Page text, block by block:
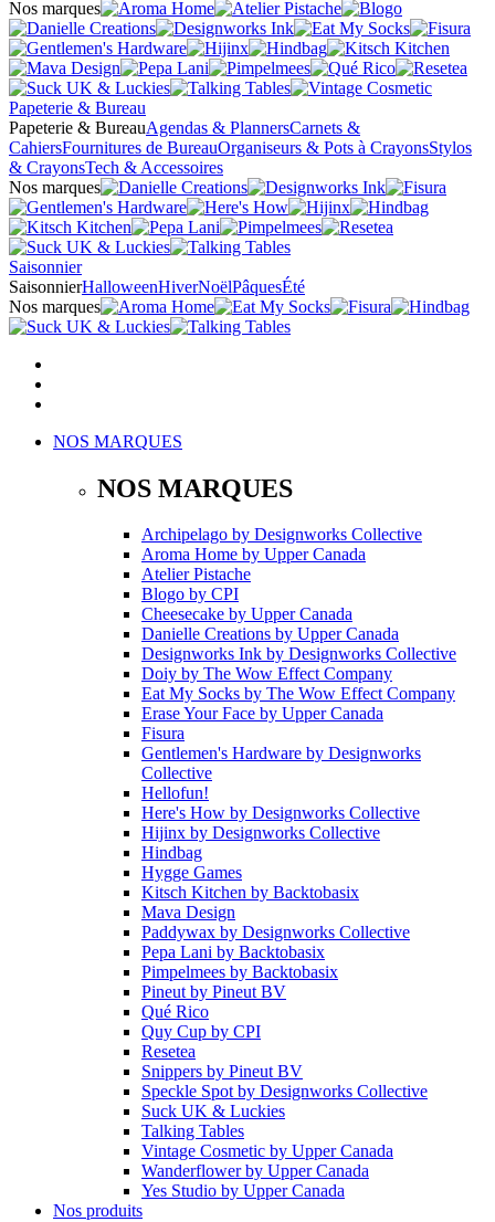
Nos marques
Papeterie & Bureau
Papeterie & BureauAgendas & PlannersCarnets &
CahiersFournitures de BureauOrganiseurs & Pots à CrayonsStylos
& CrayonsTech & Accessoires
Nos marques
Saisonnier
SaisonnierHalloweenHiverNoëlPâquesÉté
Nos marques
NOS MARQUES
NOS MARQUES
Archipelago by Designworks Collective
Aroma Home by Upper Canada
Atelier Pistache
Blogo by CPI
Cheesecake by Upper Canada
Danielle Creations by Upper Canada
Designworks Ink by Designworks Collective
Doiy by The Wow Effect Company
Eat My Socks by The Wow Effect Company
Erase Your Face by Upper Canada
Fisura
Gentlemen's Hardware by Designworks
Collective
Hellofun!
Here's How by Designworks Collective
Hijinx by Designworks Collective
Hindbag
Hygge Games
Kitsch Kitchen by Backtobasix
Mava Design
Paddywax by Designworks Collective
Pepa Lani by Backtobasix
Pimpelmees by Backtobasix
Pineutby Pineut BV
Qué Rico
Quy Cup by CPI
Resetea
Snippers by Pineut BV
Speckle Spotby Designworks Collective
Suck UK & Luckies
Talking Tables
Vintage Cosmetic by Upper Canada
Wanderflowerby Upper Canada
Yes Studio by Upper Canada
Nos produits